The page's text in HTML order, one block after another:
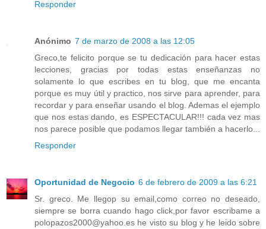
Responder
Anónimo 7 de marzo de 2008 a las 12:05
Greco,te felicito porque se tu dedicación para hacer estas
lecciones, gracias por todas estas enseñanzas no
solamente lo que escribes en tu blog, que me encanta
porque es muy útil y practico, nos sirve para aprender, para
recordar y para enseñar usando el blog. Ademas el ejemplo
que nos estas dando, es ESPECTACULAR!!! cada vez mas
nos parece posible que podamos llegar también a hacerlo...
Responder
Oportunidad de Negocio 6 de febrero de 2009 a las 6:21
Sr. greco. Me llegop su email,como correo no deseado,
siempre se borra cuando hago click,por favor escribame a
polopazos2000@yahoo.es he visto su blog y he leido sobre